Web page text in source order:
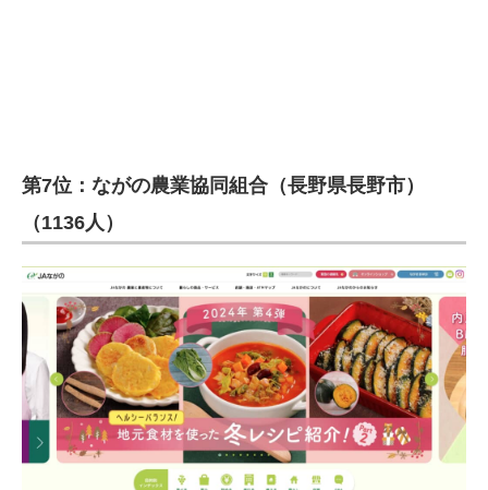
第7位：ながの農業協同組合（長野県長野市）
（1136人）